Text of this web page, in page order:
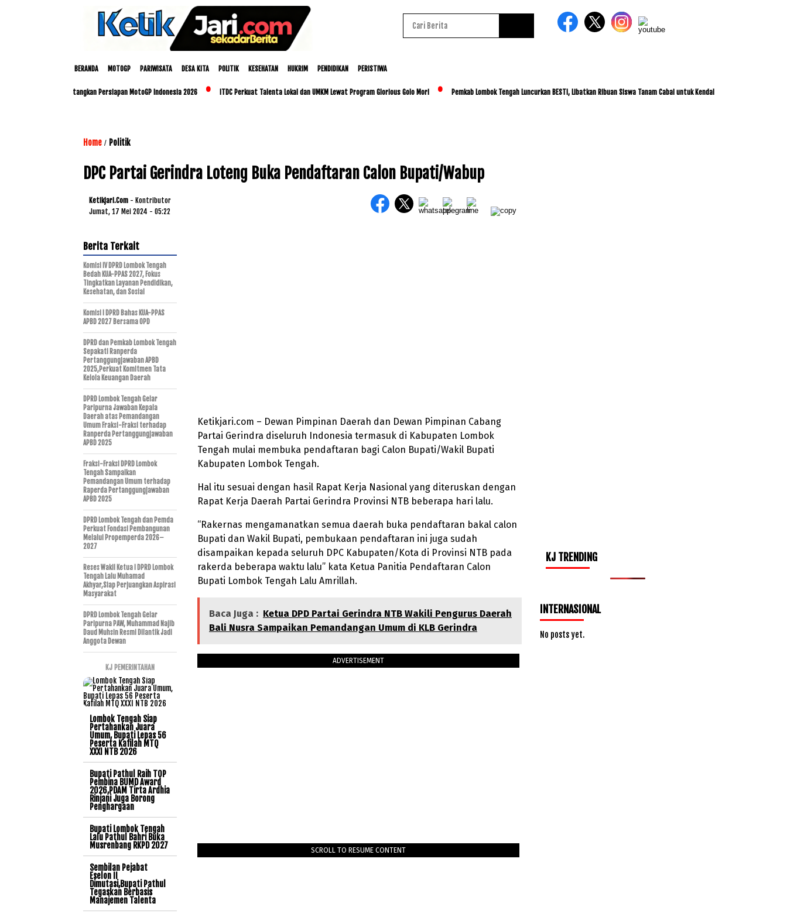
BERANDA MOTOGP PARIWISATA DESA KITA POLITIK KESEHATAN HUKRIM PENDIDIKAN PERISTIWA
dan Polda NTB Matangkan Persiapan MotoGP Indonesia 2026 ITDC Perkuat Talenta Lokal dan UMKM Lewat Program Glorious Golo Mori Pemkab Lombok Tengah Luncurkan BESTI, Libatkan Ribuan Siswa Tanam Cabai untuk Kendalikan Inflasi
Home / Politik
DPC Partai Gerindra Loteng Buka Pendaftaran Calon Bupati/Wabup
Ketikjari.com - Kontributor
Jumat, 17 Mei 2024 - 05:22
Ketikjari.com – Dewan Pimpinan Daerah dan Dewan Pimpinan Cabang
Partai Gerindra diseluruh Indonesia termasuk di Kabupaten Lombok
Tengah mulai membuka pendaftaran bagi Calon Bupati/Wakil Bupati
Kabupaten Lombok Tengah.
Hal itu sesuai dengan hasil Rapat Kerja Nasional yang diteruskan dengan
Rapat Kerja Daerah Partai Gerindra Provinsi NTB beberapa hari lalu.
“Rakernas mengamanatkan semua daerah buka pendaftaran bakal calon
Bupati dan Wakil Bupati, pembukaan pendaftaran ini juga sudah
disampaikan kepada seluruh DPC Kabupaten/Kota di Provinsi NTB pada
rakerda beberapa waktu lalu” kata Ketua Panitia Pendaftaran Calon
Bupati Lombok Tengah Lalu Amrillah.
Baca Juga : Ketua DPD Partai Gerindra NTB Wakili Pengurus Daerah
Bali Nusra Sampaikan Pemandangan Umum di KLB Gerindra
ADVERTISEMENT
SCROLL TO RESUME CONTENT
Berita Terkait
Komisi IV DPRD Lombok Tengah
Bedah KUA-PPAS 2027, Fokus
Tingkatkan Layanan Pendidikan,
Kesehatan, dan Sosial
Komisi I DPRD Bahas KUA-PPAS
APBD 2027 Bersama OPD
DPRD dan Pemkab Lombok Tengah
Sepakati Ranperda
Pertanggungjawaban APBD
2025,Perkuat Komitmen Tata
Kelola Keuangan Daerah
DPRD Lombok Tengah Gelar
Paripurna Jawaban Kepala
Daerah atas Pemandangan
Umum Fraksi-Fraksi terhadap
Ranperda Pertanggungjawaban
APBD 2025
Fraksi-Fraksi DPRD Lombok
Tengah Sampaikan
Pemandangan Umum terhadap
Raperda Pertanggungjawaban
APBD 2025
DPRD Lombok Tengah dan Pemda
Perkuat Fondasi Pembangunan
Melalui Propemperda 2026–
2027
Reses Wakil Ketua I DPRD Lombok
Tengah Lalu Muhamad
Akhyar,Siap Perjuangkan Aspirasi
Masyarakat
DPRD Lombok Tengah Gelar
Paripurna PAW, Muhammad Najib
Daud Muhsin Resmi Dilantik Jadi
Anggota Dewan
KJ PEMERINTAHAN
Lombok Tengah Siap
Pertahankan Juara
Umum, Bupati Lepas 56
Peserta Kafilah MTQ
XXXI NTB 2026
Bupati Pathul Raih TOP
Pembina BUMD Award
2026,PDAM Tirta Ardhia
Rinjani Juga Borong
Penghargaan
Bupati Lombok Tengah
Lalu Pathul Bahri Buka
Musrenbang RKPD 2027
Sembilan Pejabat
Eselon II
Dimutasi,Bupati Pathul
Tegaskan Berbasis
Manajemen Talenta
KJ TRENDING
INTERNASIONAL
No posts yet.